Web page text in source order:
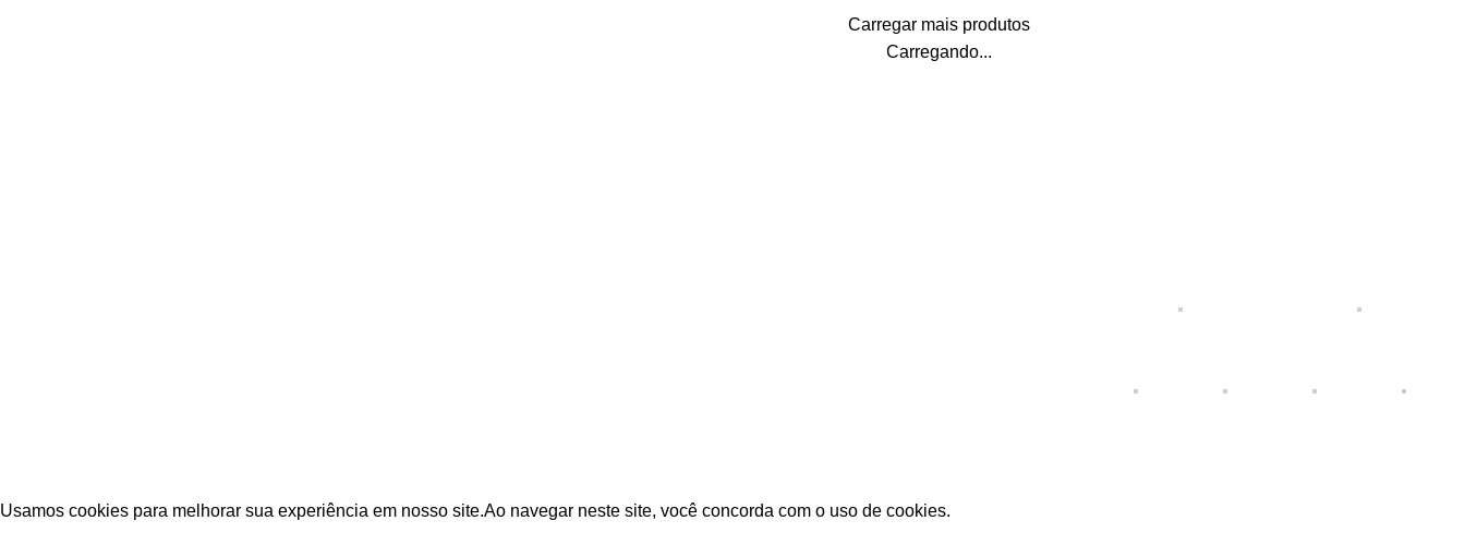
Carregar mais produtos
Carregando...
Usamos cookies para melhorar sua experiência em nosso site.Ao navegar neste site, você concorda com o uso de cookies.